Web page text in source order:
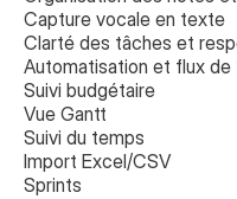
Capture vocale en texte
Clarté des tâches et
Automatisation et flux de
Suivi budgétaire
Vue Gantt
Suivi du temps
Import Excel/CSV
Sprints